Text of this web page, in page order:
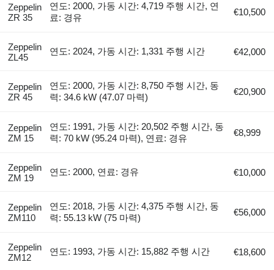
Zeppelin
ZR 35
연도: 2000, 가동 시간: 4,719 주행 시간, 연
료: 경유
€10,500
Zeppelin
ZL45
연도: 2024, 가동 시간: 1,331 주행 시간 €42,000
Zeppelin
ZR 45
연도: 2000, 가동 시간: 8,750 주행 시간, 동
력: 34.6 kW (47.07 마력)
€20,900
Zeppelin
ZM 15
연도: 1991, 가동 시간: 20,502 주행 시간, 동
력: 70 kW (95.24 마력), 연료: 경유
€8,999
Zeppelin
ZM 19
연도: 2000, 연료: 경유 €10,000
Zeppelin
ZM110
연도: 2018, 가동 시간: 4,375 주행 시간, 동
력: 55.13 kW (75 마력)
€56,000
Zeppelin
ZM12
연도: 1993, 가동 시간: 15,882 주행 시간 €18,600